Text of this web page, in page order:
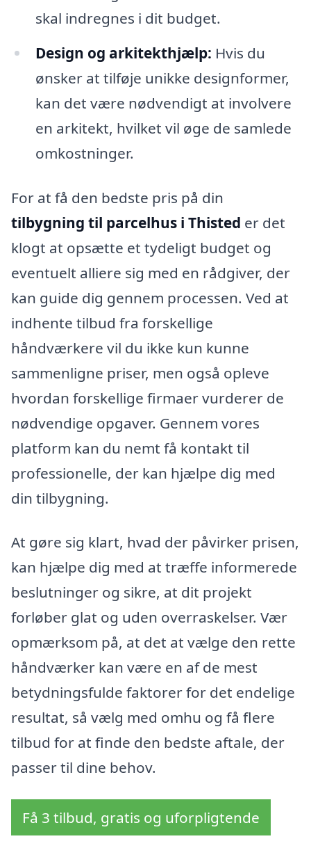
skal indregnes i dit budget.
Design og arkitekthjælp: Hvis du
ønsker at tilføje unikke designformer,
kan det være nødvendigt at involvere
en arkitekt, hvilket vil øge de samlede
omkostninger.
For at få den bedste pris på din
tilbygning til parcelhus i Thisted er det
klogt at opsætte et tydeligt budget og
eventuelt alliere sig med en rådgiver, der
kan guide dig gennem processen. Ved at
indhente tilbud fra forskellige
håndværkere vil du ikke kun kunne
sammenligne priser, men også opleve
hvordan forskellige firmaer vurderer de
nødvendige opgaver. Gennem vores
platform kan du nemt få kontakt til
professionelle, der kan hjælpe dig med
din tilbygning.
At gøre sig klart, hvad der påvirker prisen,
kan hjælpe dig med at træffe informerede
beslutninger og sikre, at dit projekt
forløber glat og uden overraskelser. Vær
opmærksom på, at det at vælge den rette
håndværker kan være en af de mest
betydningsfulde faktorer for det endelige
resultat, så vælg med omhu og få flere
tilbud for at finde den bedste aftale, der
passer til dine behov.
Få 3 tilbud, gratis og uforpligtende